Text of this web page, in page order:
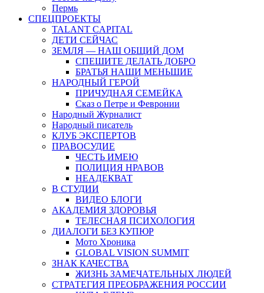
Пермь
СПЕЦПРОЕКТЫ
TALANT CAPITAL
ДЕТИ СЕЙЧАС
ЗЕМЛЯ — НАШ ОБЩИЙ ДОМ
СПЕШИТЕ ДЕЛАТЬ ДОБРО
БРАТЬЯ НАШИ МЕНЬШИЕ
НАРОДНЫЙ ГЕРОЙ
ПРИЧУДНАЯ СЕМЕЙКА
Сказ о Петре и Февронии
Народный Журналист
Народный писатель
КЛУБ ЭКСПЕРТОВ
ПРАВОСУДИЕ
ЧЕСТЬ ИМЕЮ
ПОЛИЦИЯ НРАВОВ
НЕАДЕКВАТ
В СТУДИИ
ВИДЕО БЛОГИ
АКАДЕМИЯ ЗДОРОВЬЯ
ТЕЛЕСНАЯ ПСИХОЛОГИЯ
ДИАЛОГИ БЕЗ КУПЮР
Мото Хроника
GLOBAL VISION SUMMIT
ЗНАК КАЧЕСТВА
ЖИЗНЬ ЗАМЕЧАТЕЛЬНЫХ ЛЮДЕЙ
СТРАТЕГИЯ ПРЕОБРАЖЕНИЯ РОССИИ